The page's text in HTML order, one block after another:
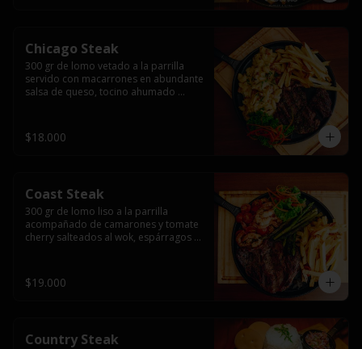
Chicago Steak
300 gr de lomo vetado a la parrilla
servido con macarrones en abundante
salsa de queso, tocino ahumado
$18.000
Coast Steak
300 gr de lomo liso a la parrilla
acompañado de camarones y tomate
cherry salteados al wok, espárragos
$19.000
Country Steak